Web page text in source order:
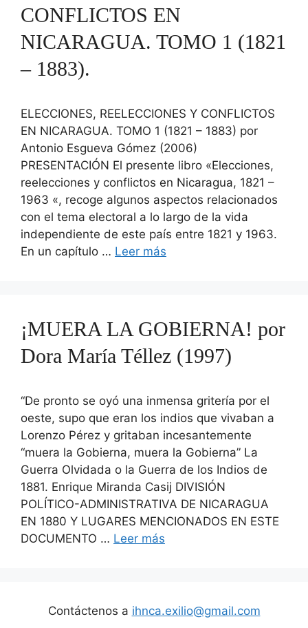
CONFLICTOS EN
NICARAGUA. TOMO 1 (1821
– 1883).
ELECCIONES, REELECCIONES Y CONFLICTOS
EN NICARAGUA. TOMO 1 (1821 – 1883) por
Antonio Esgueva Gómez (2006)
PRESENTACIÓN El presente libro «Elecciones,
reelecciones y conflictos en Nicaragua, 1821 –
1963 «, recoge algunos aspectos relacionados
con el tema electoral a lo largo de la vida
independiente de este país entre 1821 y 1963.
En un capítulo … Leer más
¡MUERA LA GOBIERNA! por
Dora María Téllez (1997)
“De pronto se oyó una inmensa gritería por el
oeste, supo que eran los indios que vivaban a
Lorenzo Pérez y gritaban incesantemente
“muera la Gobierna, muera la Gobierna” La
Guerra Olvidada o la Guerra de los Indios de
1881. Enrique Miranda Casij DIVISIÓN
POLÍTICO-ADMINISTRATIVA DE NICARAGUA
EN 1880 Y LUGARES MENCIONADOS EN ESTE
DOCUMENTO … Leer más
Contáctenos a ihnca.exilio@gmail.com